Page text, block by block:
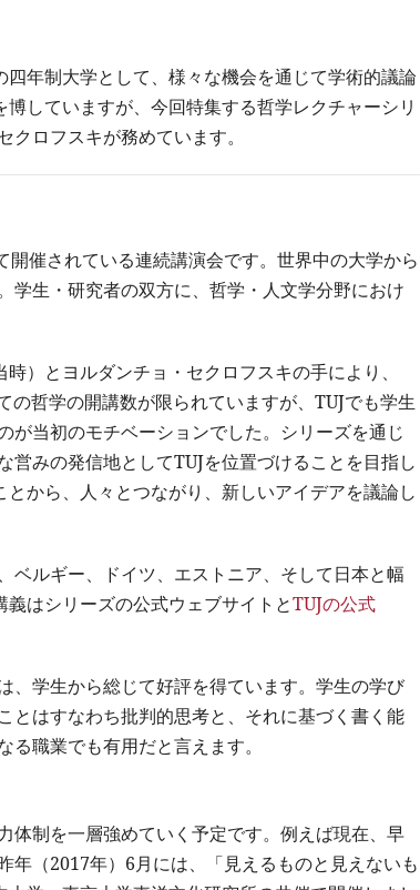
年制大学として、様々な機会を通じて学術的議論
していますが、今回特集する哲学レクチャーシリ
ロフスキが務めています。
開催されている連続講演会です。世界中の大学から
学生・研究者の双方に、哲学・人文学分野におけ
）とヨルダンチョ・セクロフスキの手により、
哲学の開講数が限られていますが、TUJでも学生
が当初のモチベーションでした。シリーズを通じ
みの発信地としてTUJを位置づけることを目指し
から、人々とつながり、新しいアイデアを議論し
ベルギー、ドイツ、エストニア、そして日本と幅
はシリーズの公式ウェブサイトとTUJの公式
、学生から総じて好評を得ています。学生の学び
とはすなわち批判的思考と、それに基づく書く能
職業でも有用だと言えます。
体制を一層強めていく予定です。例えば現在、早
（2017年）6月には、「見えるものと見えないも